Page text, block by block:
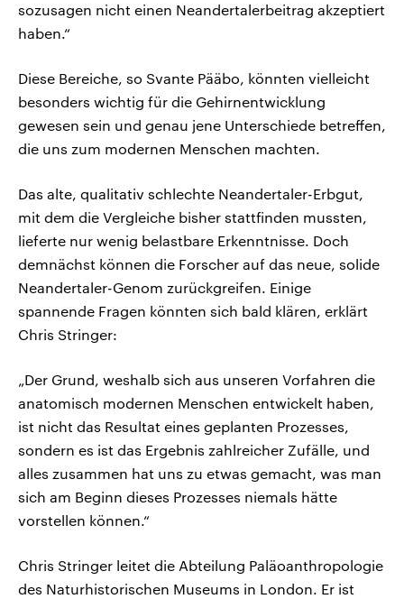
sozusagen nicht einen Neandertalerbeitrag akzeptiert
haben.“
Diese Bereiche, so Svante Pääbo, könnten vielleicht
besonders wichtig für die Gehirnentwicklung
gewesen sein und genau jene Unterschiede betreffen,
die uns zum modernen Menschen machten.
Das alte, qualitativ schlechte Neandertaler-Erbgut,
mit dem die Vergleiche bisher stattfinden mussten,
lieferte nur wenig belastbare Erkenntnisse. Doch
demnächst können die Forscher auf das neue, solide
Neandertaler-Genom zurückgreifen. Einige
spannende Fragen könnten sich bald klären, erklärt
Chris Stringer:
„Der Grund, weshalb sich aus unseren Vorfahren die
anatomisch modernen Menschen entwickelt haben,
ist nicht das Resultat eines geplanten Prozesses,
sondern es ist das Ergebnis zahlreicher Zufälle, und
alles zusammen hat uns zu etwas gemacht, was man
sich am Beginn dieses Prozesses niemals hätte
vorstellen können.“
Chris Stringer leitet die Abteilung Paläoanthropologie
des Naturhistorischen Museums in London. Er ist